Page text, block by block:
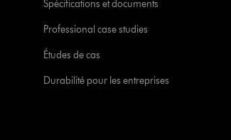
Spécifications et documents
Professional case studies
Études de cas
Durabilité pour les entreprises